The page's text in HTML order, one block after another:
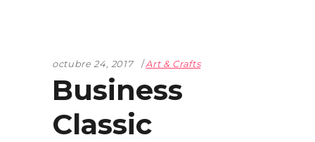
octubre 24, 2017 Art & Crafts
Business
Classic